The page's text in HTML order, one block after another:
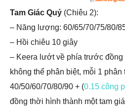
Tam Giác Quỷ (Chiêu 2):
– Năng lượng: 60/65/70/75/80/
– Hồi chiêu 10 giây
– Keera lướt về phía trước đồng
không thể phân biệt, mỗi 1 phân
40/50/60/70/80/90 + (0.15 công
đồng thời hình thành một tam